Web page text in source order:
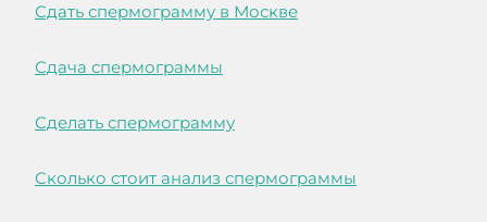
Сдать спермограмму в Москве
Сдача спермограммы
Сделать спермограмму
Сколько стоит анализ спермограммы